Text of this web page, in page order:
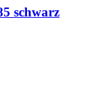
schwarz